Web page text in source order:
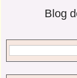
Blog